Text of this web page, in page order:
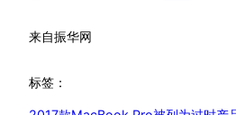
来自振华网
标签：